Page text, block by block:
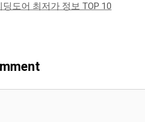
도어 최저가 정보 TOP 10